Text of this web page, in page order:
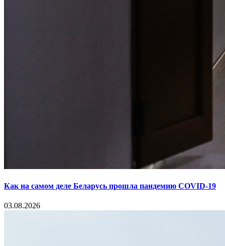
Как на самом деле Беларусь прошла пандемию COVID-19
03.08.2026